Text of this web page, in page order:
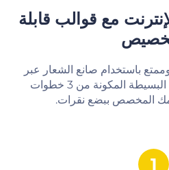
مع قوالب قابلة
صانع الشعار عبر
الإنترنت. اتبع هذه العملية البسيطة المكونة من 3 خطوات
ببضع نقرات.‬